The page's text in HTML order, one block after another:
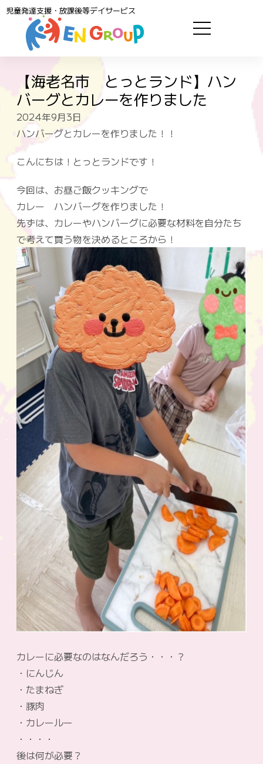
児童発達支援・放課後等デイサービス
【海老名市 とっとランド】ハン
バーグとカレーを作りました
2024年9月3日
ハンバーグとカレーを作りました！！
こんにちは！ とっとランドです！
今回は、お昼ご飯クッキングで
カレー ハンバーグを作りました！
先ずは、カレーやハンバーグに必要な材料を自分たち
で考えて買う物を決めるところから！
カレーに必要なのはなんだろう・・・？
・にんじん
・たまねぎ
・豚肉
・カレールー
・・・・
後は何が必要？